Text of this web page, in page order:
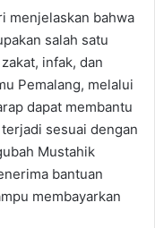
menjelaskan bahwa
salah satu
infak, dan
Pemalang, melalui
dapat membantu
sesuai dengan
Mustahik
bantuan
membayarkan